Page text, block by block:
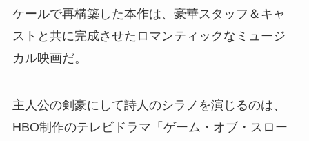
ケールで再構築した本作は、豪華スタッフ＆キャ
ストと共に完成させたロマンティックなミュージ
カル映画だ。
主人公の剣豪にして詩人のシラノを演じるのは、
HBO制作のテレビドラマ「ゲーム・オブ・スロー